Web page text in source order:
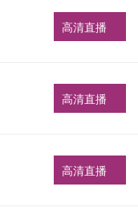
高清直播
高清直播
高清直播